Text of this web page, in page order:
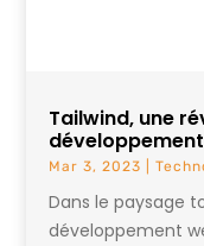
Tailwind, une
Mar 3, 2023 |
Dans le paysage
développement